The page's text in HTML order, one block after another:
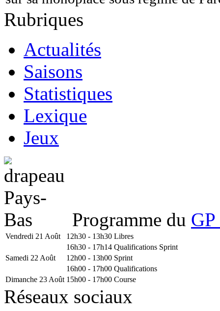
Rubriques
Actualités
Saisons
Statistiques
Lexique
Jeux
Programme du
Vendredi 21 Août 12h30 - 13h30 Libres
16h30 - 17h14 Qualifications Sprint
Samedi 22 Août
12h00 - 13h00 Sprint
16h00 - 17h00 Qualifications
Dimanche 23 Août 15h00 - 17h00 Course
Réseaux sociaux